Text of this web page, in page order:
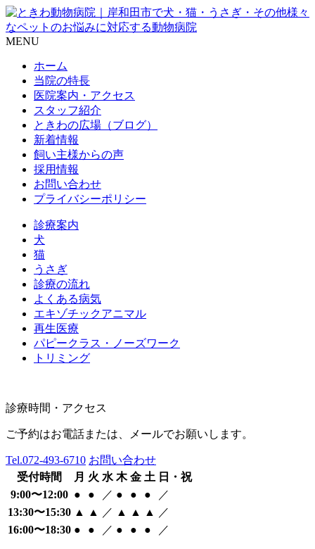
MENU
ホーム
当院の特長
医院案内・アクセス
スタッフ紹介
ときわの広場（ブログ）
新着情報
飼い主様からの声
採用情報
お問い合わせ
プライバシーポリシー
診療案内
犬
猫
うさぎ
診療の流れ
よくある病気
エキゾチックアニマル
再生医療
パピークラス・ノーズワーク
トリミング
診療時間・アクセス
ご予約はお電話または、メールでお願いします。
Tel.072-493-6710 お問い合わせ
受付時間
月 火 水 木 金 土 日・祝
9:00〜12:00 ● ● ／ ● ● ●
／
13:30〜15:30 ▲ ▲ ／ ▲ ▲ ▲
／
16:00〜18:30 ● ● ／ ● ● ● ／